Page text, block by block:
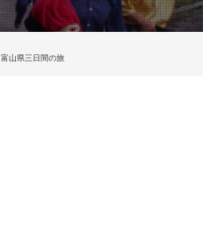
富山県三日間の旅